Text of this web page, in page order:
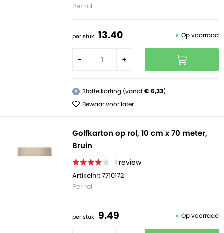
Per rol
per stuk 13.40 Op voorraad
- +
? Staffelkorting (vanaf€ 6,33)
Bewaar voor later
Golfkarton op rol, 10 cm x 70 meter,
Bruin
1 review
Artikelnr: 7710172
Per rol
per stuk 9.49 Op voorraad